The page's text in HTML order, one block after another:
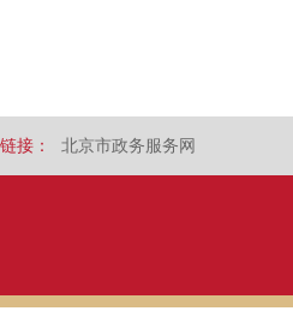
链接： 北京市政务服务网